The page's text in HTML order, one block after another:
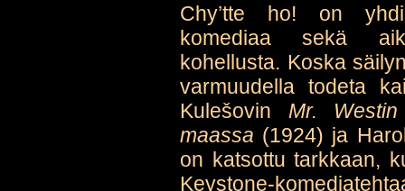
Chy’tte ho! on
komediaa sekä
kohellusta. Koska
varmuudella todeta
Kulešovin Mr.
maassa (1924) ja
on katsottu tarkkaan,
Keystone-